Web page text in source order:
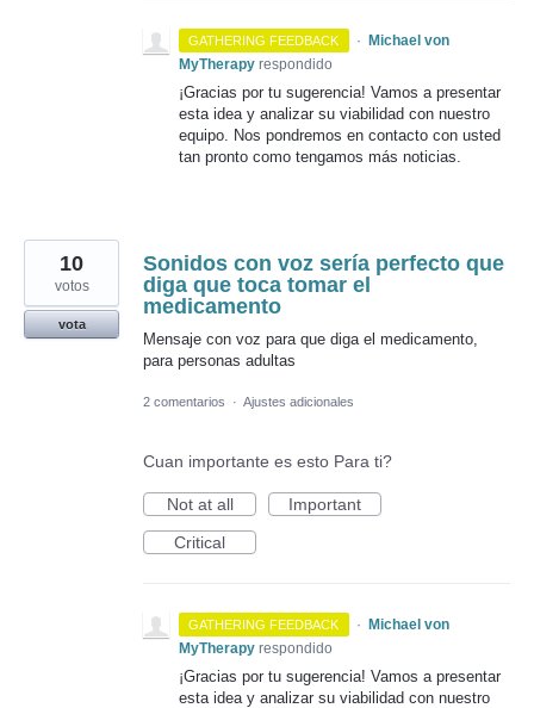
GATHERING FEEDBACK · Michael von
MyTherapy respondido
¡Gracias por tu sugerencia! Vamos a presentar
esta idea y analizar su viabilidad con nuestro
equipo. Nos pondremos en contacto con usted
tan pronto como tengamos más noticias.
Sonidos con voz sería perfecto que
diga que toca tomar el
medicamento
Mensaje con voz para que diga el medicamento,
para personas adultas
10
votos
vota
2 comentarios · Ajustes adicionales
Cuan importante es esto Para ti?
Not at all
Important
Critical
GATHERING FEEDBACK · Michael von
MyTherapy respondido
¡Gracias por tu sugerencia! Vamos a presentar
esta idea y analizar su viabilidad con nuestro